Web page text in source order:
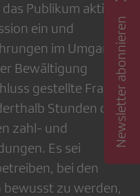
Publikum aktiv
ein und
im Umgang
Bewältigung
gestellte Frage,
Stunden des
zahl- und
Es sei
bei den
zu werden,
Newsletter abonnieren